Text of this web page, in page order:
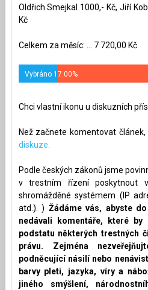
Oldřich Smejkal 1000,- Kč, Jiří
Kč
Celkem za měsíc: ... 7 720,00 Kč
Vybráno 17.00%
Chci vlastní ikonu u diskuzních
Než začnete komentovat
diskuze.
Podle českých zákonů jsme
v trestním řízení poskytnout
shromážděné systémem (IP
atd.). ) Žádáme vás, abyste
nedávali komentáře, které by
podstatu některých trestných
právu. Zejména
podněcující násilí nebo
barvy pleti, jazyka, víry a
jiného smýšlení,